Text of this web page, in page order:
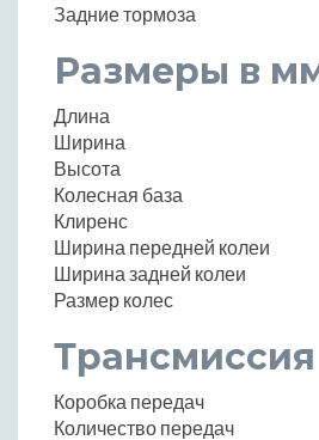
Задние тормоза
Размеры в
Длина
Ширина
Высота
Колесная база
Клиренс
Ширина передней колеи
Ширина задней колеи
Размер колес
Трансмиссия
Коробка передач
Количество передач